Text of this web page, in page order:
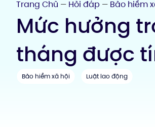
Trang Chủ — Hỏi đáp — Bảo hiểm
Mức hưởng
tháng được
Bảo hiểm xã hội Luật lao động